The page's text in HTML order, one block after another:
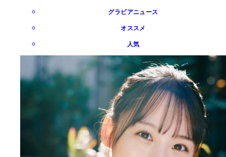
グラビアニュース
オススメ
人気